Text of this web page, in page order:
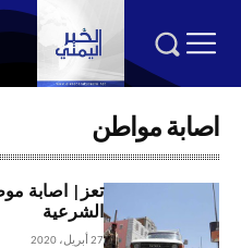
اصابة مواطن
تعز| اصابة
الشرعية
27 أبريل، 2020